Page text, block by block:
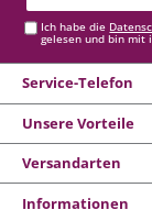
Ich habe die
gelesen und bin mit
Service-Telefon
Unsere Vorteile
Versandarten
Informationen